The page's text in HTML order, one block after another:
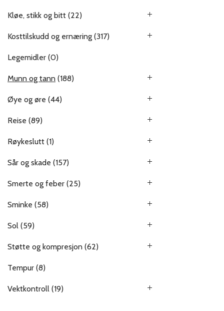
Kløe, stikk og bitt (22)
Kosttilskudd og ernæring (317)
Legemidler (0)
Munn og tann (188)
Øye og øre (44)
Reise (89)
Røykeslutt (1)
Sår og skade (157)
Smerte og feber (25)
Sminke (58)
Sol (59)
Støtte og kompresjon (62)
Tempur (8)
Vektkontroll (19)